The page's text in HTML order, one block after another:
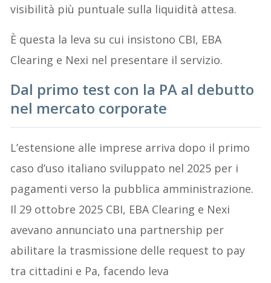
visibilità più puntuale sulla liquidità attesa.
È questa la leva su cui insistono CBI, EBA
Clearing e Nexi nel presentare il servizio.
Dal primo test con la PA al debutto
nel mercato corporate
L’estensione alle imprese arriva dopo il primo
caso d’uso italiano sviluppato nel 2025 per i
pagamenti verso la pubblica amministrazione.
Il 29 ottobre 2025 CBI, EBA Clearing e Nexi
avevano annunciato una partnership per
abilitare la trasmissione delle request to pay
tra cittadini e Pa, facendo leva